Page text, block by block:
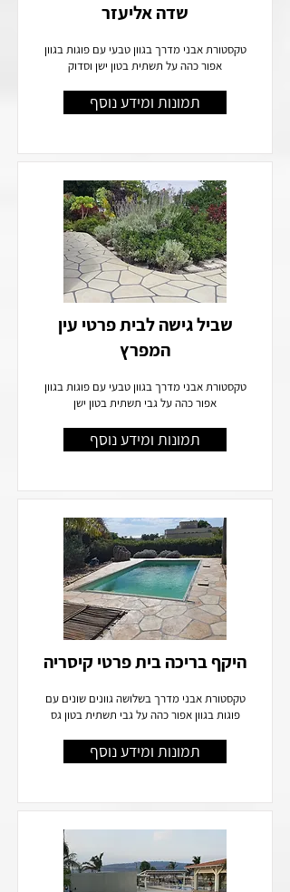
שדה אליעזר
טקסטורת אבני מדרך בגוון טבעי עם פוגות בגוון
אפור כהה על תשתית בטון ישן וסדוק
תמונות ומידע נוסף
שביל גישה לבית פרטי עין
המפרץ
טקסטורת אבני מדרך בגוון טבעי עם פוגות בגוון
אפור כהה על גבי תשתית בטון ישן
תמונות ומידע נוסף
היקף בריכה בית פרטי קיסריה
טקסטורת אבני מדרך בשלושה גוונים שונים עם
פוגות בגוון אפור כהה על גבי תשתית בטון גס
תמונות ומידע נוסף